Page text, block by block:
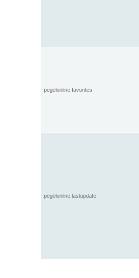
pegelonline.favorites
pegelonline.lastupdate